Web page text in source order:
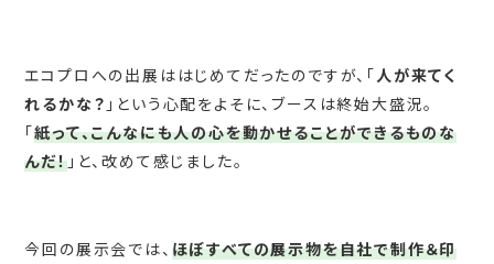
エコプロへの出展ははじめてだったのですが、「 人が来てく
れるかな？ 」という心配をよそに、ブースは終始大盛況。
「紙って、こんなにも人の心を動かせることができるものな
んだ！」と、改めて感じました。
今回の展示会では、 ほぼすべての展示物を自社で制作＆印